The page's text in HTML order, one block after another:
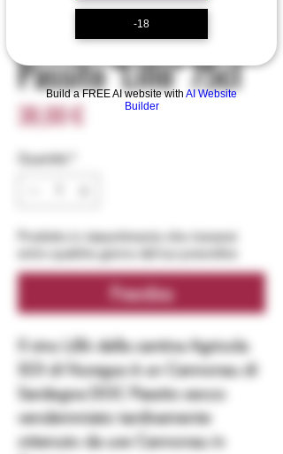
-18
Build a FREE AI website with AI Website
Builder
Sardegna Doc
Passito "Lillò" 75cl
38,00 €Prezzo
Quantità
Prodotto in riassortimento che riceverai
entro qualche giorno dal tuo preordine
Preordina
Il vino Lillò della cantinaAgricola
SOI
di Nuragus è un Cannonau di
Sardegna DOC Passito secco
vendemmiato tardivamente
ottenuto da uve Cannonau in